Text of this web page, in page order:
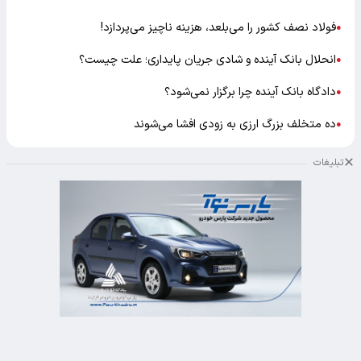
●فولاد نصف کشور را می‌بلعد، هزینه ناچیز می‌پردازد!
●انحلال بانک آینده و شادی جریان پایداری؛ علت چیست؟
●دادگاه بانک آینده چرا برگزار نمی‌شود؟
●ده متخلف بزرگ ارزی به زودی افشا می‌شوند
تبلیغات